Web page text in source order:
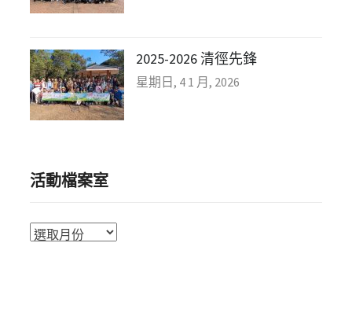
2025-2026 清徑先鋒
星期日, 4 1 月, 2026
活動檔案室
活